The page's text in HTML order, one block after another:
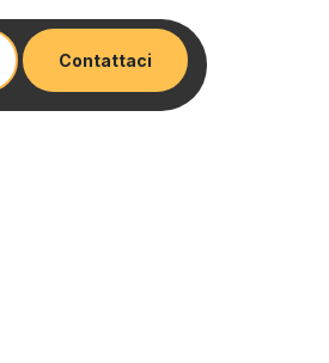
​​​​Contattaci